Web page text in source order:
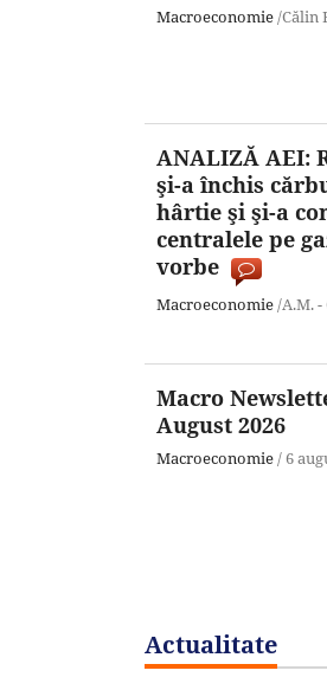
Macroeconomie/Călin
ANALIZĂ AEI:
şi-a închis
hârtie şi şi-a
centralele pe
vorbe
Macroeconomie /A.M. -
Macro
August 2026
Macroeconomie /6
Actualitate